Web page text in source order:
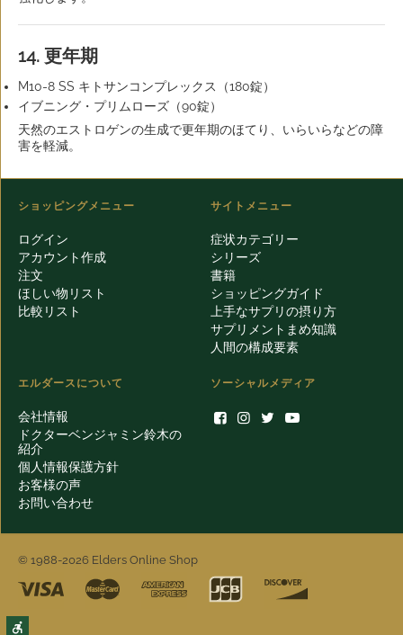
14. 更年期
M10-8 SS キトサンコンプレックス（180錠）
イブニング・プリムローズ（90錠）
天然のエストロゲンの生成で更年期のほてり、いらいらなどの障
害を軽減。
ショッピングメニュー
ログイン
アカウント作成
注文
ほしい物リスト
比較リスト
サイトメニュー
症状カテゴリー
シリーズ
書籍
ショッピングガイド
上手なサプリの摂り方
サプリメントまめ知識
人間の構成要素
エルダースについて
会社情報
ドクターベンジャミン鈴木の
紹介
個人情報保護方針
お客様の声
お問い合わせ
ソーシャルメディア
© 1988-2026 Elders Online Shop